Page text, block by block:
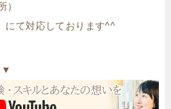
）
にて対応しております^^
▼